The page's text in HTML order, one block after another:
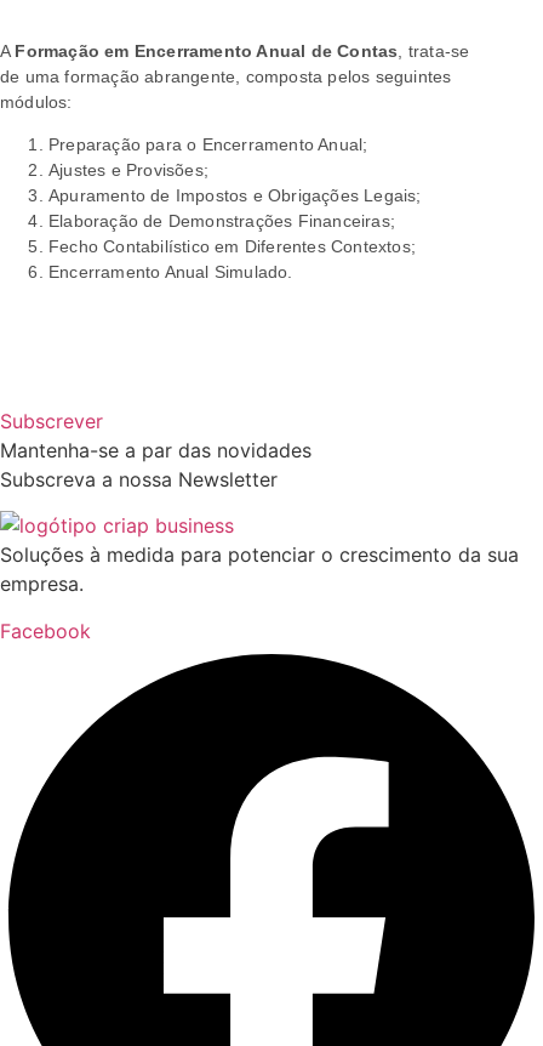
A Formação em Encerramento Anual de Contas , trata-se
de uma formação abrangente, composta pelos seguintes
módulos:
Preparação para o Encerramento Anual;
Ajustes e Provisões;
Apuramento de Impostos e Obrigações Legais;
Elaboração de Demonstrações Financeiras;
Fecho Contabilístico em Diferentes Contextos;
Encerramento Anual Simulado.
Subscrever
Mantenha-se a par das novidades
Subscreva a nossa Newsletter
Soluções à medida para potenciar o crescimento da sua
empresa.
Facebook